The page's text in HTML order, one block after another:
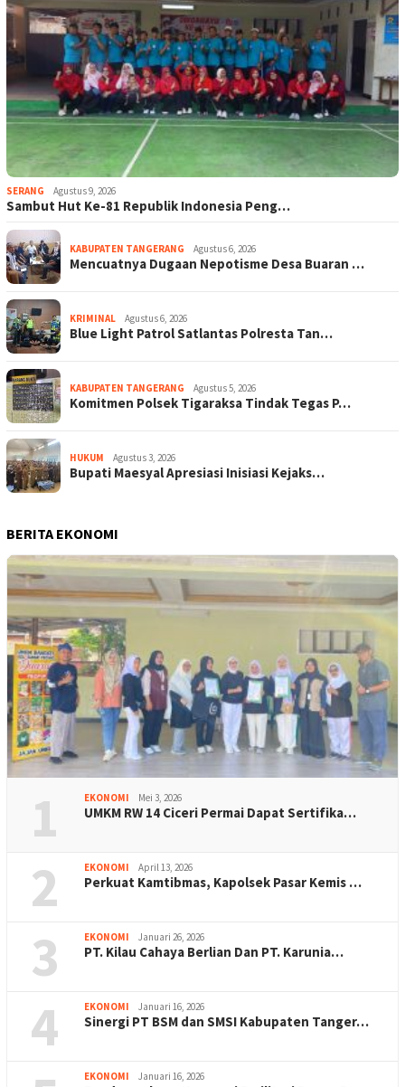
SERANG Agustus 9, 2026
Sambut Hut Ke-81 Republik Indonesia Peng…
KABUPATEN TANGERANG Agustus 6, 2026
Mencuatnya Dugaan Nepotisme Desa Buaran …
KRIMINAL Agustus 6, 2026
Blue Light Patrol Satlantas Polresta Tan…
KABUPATEN TANGERANG Agustus 5, 2026
Komitmen Polsek Tigaraksa Tindak Tegas P…
HUKUM Agustus 3, 2026
Bupati Maesyal Apresiasi Inisiasi Kejaks…
BERITA EKONOMI
1 EKONOMI Mei 3, 2026
UMKM RW 14 Ciceri Permai Dapat Sertifika…
2 EKONOMI April 13, 2026
Perkuat Kamtibmas, Kapolsek Pasar Kemis …
3 EKONOMI Januari 26, 2026
PT. Kilau Cahaya Berlian Dan PT. Karunia…
4 EKONOMI Januari 16, 2026
Sinergi PT BSM dan SMSI Kabupaten Tanger…
EKONOMI Januari 16, 2026